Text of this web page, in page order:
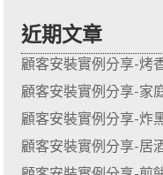
近期文章
顧客安裝實例分享-烤
顧客安裝實例分享-家
顧客安裝實例分享-炸
顧客安裝實例分享-居